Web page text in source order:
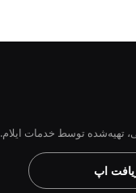
تهیه‌شده توسط خدمات ایلام.
اپ